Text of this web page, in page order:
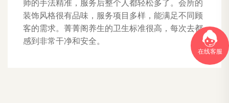
在线客服
师的手法精准，服务后整个人都轻松多了。会所的
装饰风格很有品味，服务项目多样，能满足不同顾
客的需求。菁菁阁养生的卫生标准很高，每次去都
感到非常干净和安全。